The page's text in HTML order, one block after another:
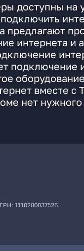
доступны на
предлагают
интернета и
подключение
вместе с
нет
1110280037526